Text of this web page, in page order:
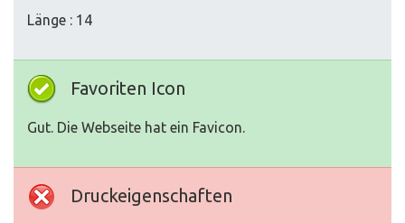
Länge : 14
Favoriten Icon
Gut. Die Webseite hat ein Favicon.
Druckeigenschaften